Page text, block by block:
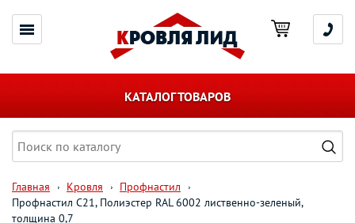
КАТАЛОГ ТОВАРОВ
Главная Кровля
Профнастил
Профнастил С21, Полиэстер RAL 6002 лиственно-зеленый,
толщина 0,7